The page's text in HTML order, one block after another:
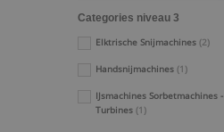
Categories niveau 3
Elktrische Snijmachines (2)
Handsnijmachines (1)
IJsmachines Sorbetmachines -
Turbines (1)